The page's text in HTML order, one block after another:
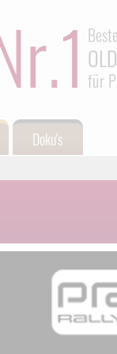
für
Doku's